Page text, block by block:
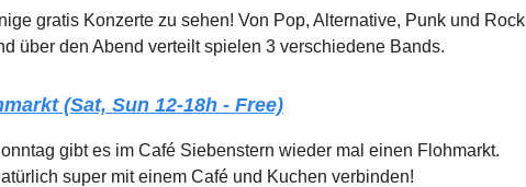
gratis Konzerte zu sehen! Von Pop, Alternative, Punk und Rock
über den Abend verteilt spielen 3 verschiedene Bands.
(Sat, Sun 12-18h - Free)
gibt es im Café Siebenstern wieder mal einen Flohmarkt.
super mit einem Café und Kuchen verbinden!